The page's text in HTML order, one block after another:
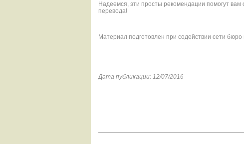
Надеемся, эти просты рекомендации помогут
перевода!
Материал подготовлен при содействии сети бюро
Дата публикации: 12/07/2016